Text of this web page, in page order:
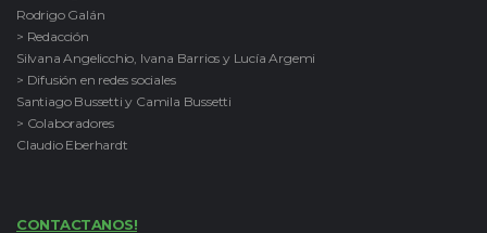
Rodrigo Galán
> Redacción
Silvana Angelicchio, Ivana Barrios y Lucía Argemi
> Difusión en redes sociales
Santiago Bussetti y Camila Bussetti
> Colaboradores
Claudio Eberhardt
CONTACTANOS!